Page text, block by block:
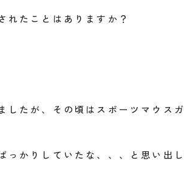
れたことはありますか？
したが、その頃はスポーツマウス
っかりしていたな、、、と思い出